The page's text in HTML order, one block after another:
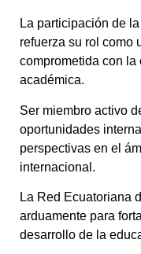
La participación de
refuerza su rol como
comprometida con
académica.
Ser miembro activo
oportunidades
perspectivas en el
internacional.
La Red Ecuatoriana
arduamente para
desarrollo de la